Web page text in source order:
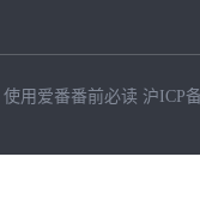
使用爱番番前必读 沪ICP